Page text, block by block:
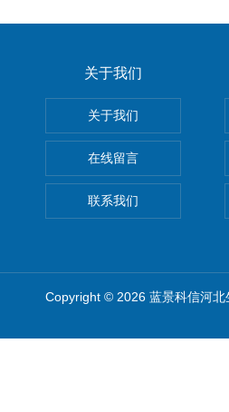
关于我们
关于我们
在线留言
联系我们
Copyright © 2026 蓝景科信河